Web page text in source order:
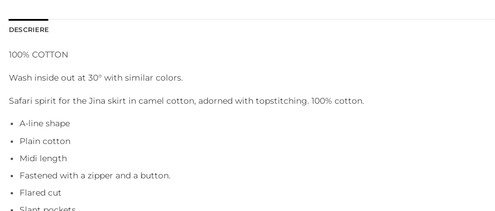
DESCRIERE
100% COTTON
Wash inside out at 30° with similar colors.
Safari spirit for the Jina skirt in camel cotton, adorned with topstitching. 100% cotton.
A-line shape
Plain cotton
Midi length
Fastened with a zipper and a button.
Flared cut